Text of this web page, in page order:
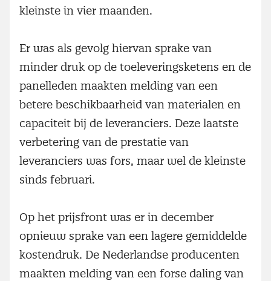
kleinste in vier maanden.
Er was als gevolg hiervan sprake van
minder druk op de toeleveringsketens en de
panelleden maakten melding van een
betere beschikbaarheid van materialen en
capaciteit bij de leveranciers. Deze laatste
verbetering van de prestatie van
leveranciers was fors, maar wel de kleinste
sinds februari.
Op het prijsfront was er in december
opnieuw sprake van een lagere gemiddelde
kostendruk. De Nederlandse producenten
maakten melding van een forse daling van